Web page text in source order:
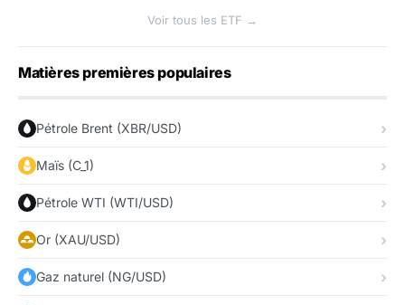
Voir tous les ETF →
Matières premières populaires
Pétrole Brent (XBR/USD)
Maïs (C_1)
Pétrole WTI (WTI/USD)
Or (XAU/USD)
Gaz naturel (NG/USD)